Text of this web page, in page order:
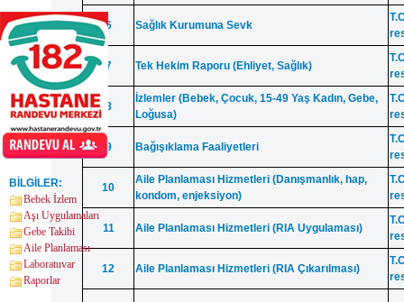
BİLGİLER:
Bebek İzlem
Aşı Uygulamaları
Gebe Takibi
Aile Planlaması
Laboratuvar
Raporlar
6 Sağlık Kurumuna Sevk
7 Tek Hekim Raporu (Ehliyet, Sağlık)
8
İzlemler (Bebek, Çocuk, 15-49 Yaş Kadın, Gebe,
Loğusa)
9 Bağışıklama Faaliyetleri
10
Aile Planlaması Hizmetleri (Danışmanlık, hap,
kondom, enjeksiyon)
11 Aile Planlaması Hizmetleri (RIA Uygulaması)
12 Aile Planlaması Hizmetleri (RIA Çıkarılması)